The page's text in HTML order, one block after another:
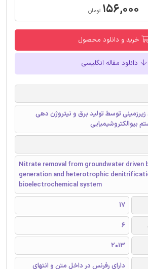
۱۵۶,۰۰۰ تومان
خرید و دانلود محصول
دانلود مقاله انگلیسی
توسط تولید برق و نیتروژن دهی
بیوالکتروشیمیایی
Nitrate removal from groundwater driven
generation and heterotrophic
bioelectrochemical system
17
6
2013
دارای رفرنس در داخل متن و انتهای